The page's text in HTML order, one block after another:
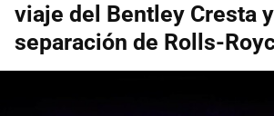
viaje del Bentley Cresta
separación de Rolls-